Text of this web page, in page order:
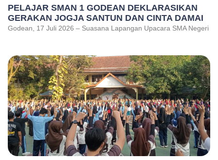
PELAJAR SMAN 1 GODEAN DEKLARASIKAN
GERAKAN JOGJA SANTUN DAN CINTA DAMAI
Godean, 17 Juli 2026 – Suasana Lapangan Upacara SMA Negeri